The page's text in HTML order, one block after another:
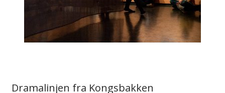
Dramalinjen fra Kongsbakken